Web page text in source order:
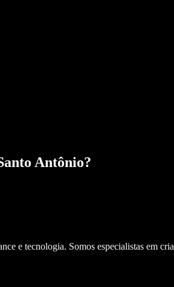
Antônio?
e tecnologia. Somos especialistas em